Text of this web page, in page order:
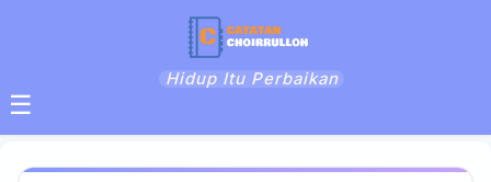
Hidup Itu Perbaikan
☰